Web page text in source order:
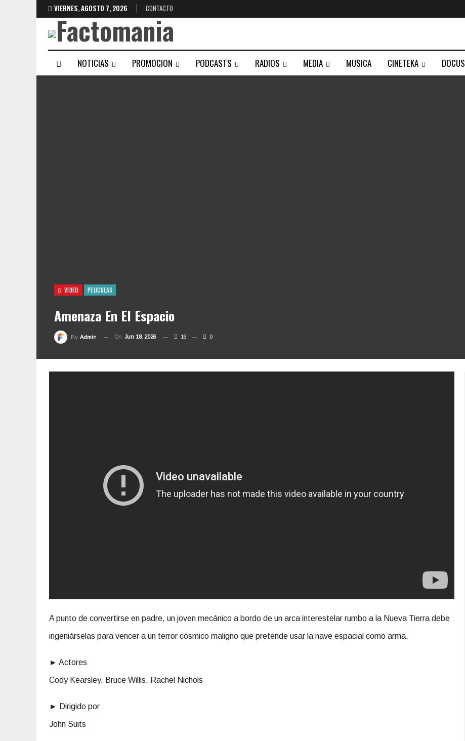
VIERNES, AGOSTO 7, 2026 CONTACTO
NOTICIAS PROMOCION PODCASTS RADIOS MEDIA MUSICA CINETEKA DOCUS
VIDEO PELICULAS
Amenaza En El Espacio
By Admin On Jun 18, 2026 16 0
A punto de convertirse en padre, un joven mecánico a bordo de un arca interestelar rumbo a la Nueva Tierra debe
ingeniárselas para vencer a un terror cósmico maligno que pretende usar la nave espacial como arma.
► Actores
Cody Kearsley, Bruce Willis, Rachel Nichols
► Dirigido por
John Suits